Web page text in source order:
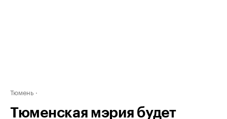
Тюмень
Тюменская мэрия будет